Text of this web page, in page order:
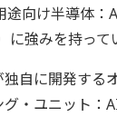
途向け半導体
強みを持って
自に開発する
・ユニット：